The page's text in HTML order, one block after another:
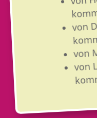
von
von
von